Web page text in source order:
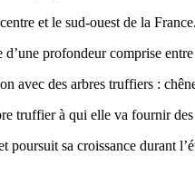
et le sud-ouest de la
d’une profondeur comprise
avec des arbres truffiers :
truffier à qui elle va fournir
poursuit sa croissance durant